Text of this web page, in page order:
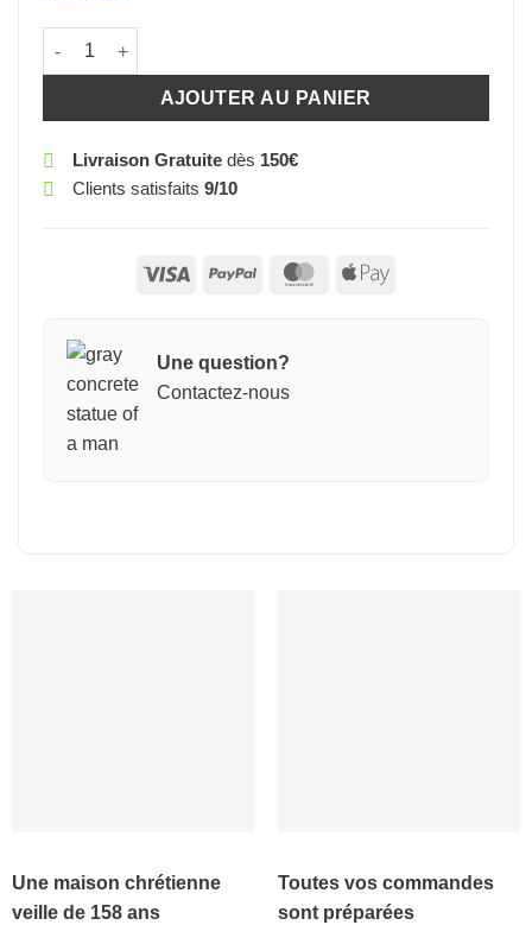
quantité de HEUREUX ANNIVERSAIRE MONTRE
AJOUTER AU PANIER
Livraison Gratuitedès 150€
Clients satisfaits 9/10
Visa PayPal MasterCardApple
Une question?
Contactez-nous
Une maison chrétienne
veille de 158 ans
Toutes vos commandes
sont préparées